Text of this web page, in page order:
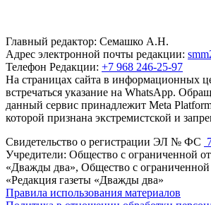
Главный редактор: Семашко А.Н.
Адрес электронной почты редакции:
Телефон Редакции: +7 968 246-25-97
На страницах сайта в информационных
встречаться указание на WhatsApp.
данный сервис принадлежит Meta
которой признана экстремистской и
Свидетельство о регистрации ЭЛ № ФС
Учредители: Общество с ограниченной
«Дважды два», Общество с ограниченной
«Редакция газеты «Дважды два»
Правила использования материалов